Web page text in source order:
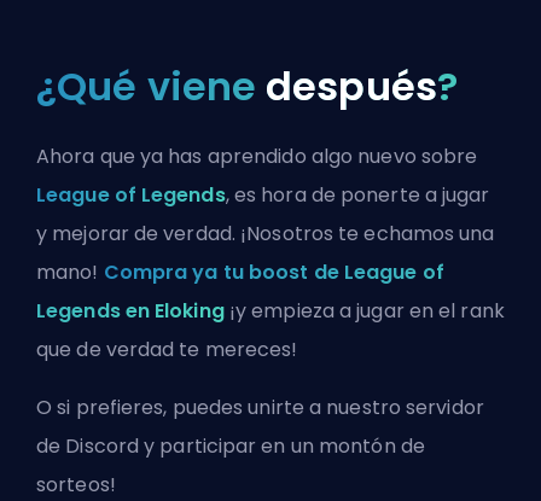
¿Qué viene después?
Ahora que ya has aprendido algo nuevo sobre
League of Legends, es hora de ponerte a jugar
y mejorar de verdad. ¡Nosotros te echamos una
mano! Compra ya tu boost de League of
Legends en Eloking¡y empieza a jugar en el rank
que de verdad te mereces!
O si prefieres, puedesunirte a nuestro servidor
de Discord y participar en un montón de
sorteos!